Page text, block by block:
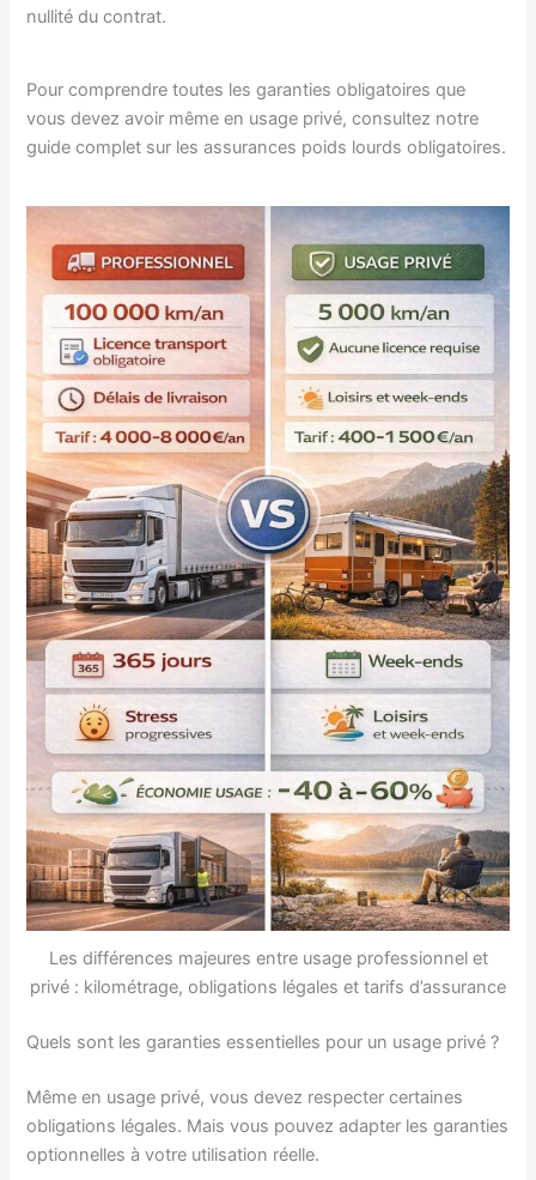
nullité du contrat.
Pour comprendre toutes les garanties obligatoires que
vous devez avoir même en usage privé, consultez notre
guide complet sur les assurances poids lourds obligatoires.
Les différences majeures entre usage professionnel et
privé : kilométrage, obligations légales et tarifs d’assurance
Quels sont les garanties essentielles pour un usage privé ?
Même en usage privé, vous devez respecter certaines
obligations légales. Mais vous pouvez adapter les garanties
optionnelles à votre utilisation réelle.